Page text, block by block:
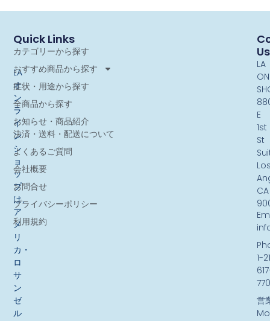
LA
オ
ン
ラ
イ
ン
シ
ョ
ッ
プ
は、
ア
メ
リ
カ・
ロ
サ
ン
ゼ
ル
Quick Links
カテゴリーから探す
おすすめ商品から探す
症状・用途から探す
全商品から探す
お知らせ・商品紹介
決済・送料・配送について
よくあるご質問
会社概要
お問合せ
プライバシーポリシー
利用規約
Us
LA
E
1st
St
CA
1-
営